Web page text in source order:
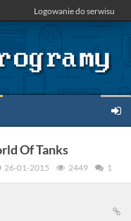
Logowanie do serwisu
Of Tanks
26-01-2015 2449 1